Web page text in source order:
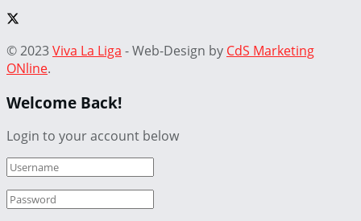
© 2023Viva La Liga - Web-Design by CdS Marketing
ONline.
Welcome Back!
Login to your account below